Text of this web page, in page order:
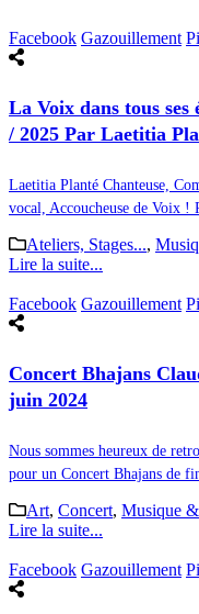
Facebook Gazouillement
La Voix dans tous ses
/ 2025 Par Laetitia
Laetitia Planté Chanteuse,
vocal, Accoucheuse de Voix !
Ateliers, Stages...,
Lire la suite...
Facebook Gazouillement
Concert Bhajans
juin 2024
Nous sommes heureux de
pour un Concert Bhajans de
Art, Concert, Musique
Lire la suite...
Facebook Gazouillement